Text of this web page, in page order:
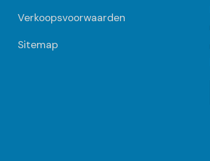
Verkoopsvoorwaarden
Sitemap